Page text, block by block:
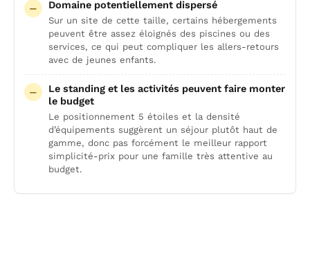
Domaine potentiellement dispersé
Sur un site de cette taille, certains hébergements
peuvent être assez éloignés des piscines ou des
services, ce qui peut compliquer les allers-retours
avec de jeunes enfants.
Le standing et les activités peuvent faire monter
le budget
Le positionnement 5 étoiles et la densité
d’équipements suggèrent un séjour plutôt haut de
gamme, donc pas forcément le meilleur rapport
simplicité-prix pour une famille très attentive au
budget.